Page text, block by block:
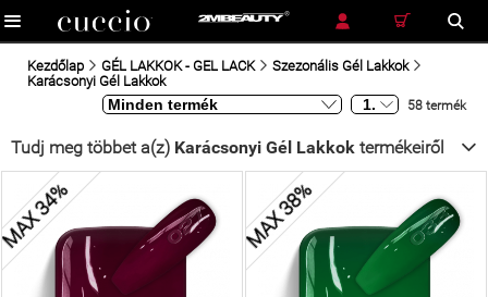
RÉSZLETES KERESÉS
Kezdőlap GÉL LAKKOK - GEL LACK
Szezonális Gél Lakkok
Karácsonyi Gél Lakkok
58 termék
Tudj meg többet a(z) Karácsonyi Gél Lakkok termékeiről
34% MAX 38%